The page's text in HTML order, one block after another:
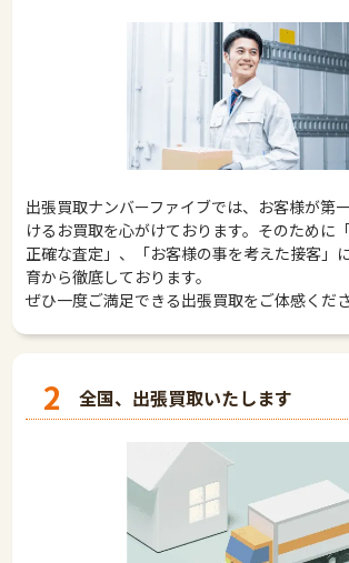
出張買取ナンバーファイブでは、お客様が第
けるお買取を心がけております。そのために
正確な査定」、「お客様の事を考えた接客」
育から徹底しております。
ぜひ一度ご満足できる出張買取をご体感くださ
2 全国、出張買取いたします